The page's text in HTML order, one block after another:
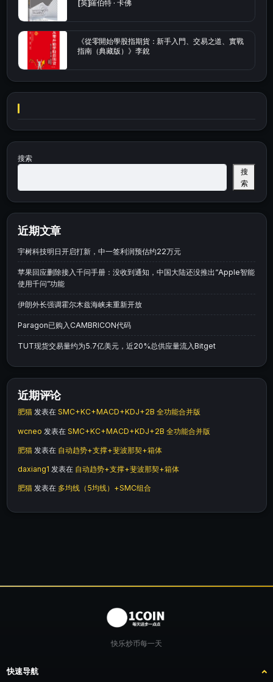
[英]羅伯特 · 卡佛
《從零開始學股指期貨：新手入門、交易之道、實戰
指南（典藏版）》李銳
搜索
搜
索
近期文章
宇树科技明日开启打新，中一签利润预估约22万元
苹果回应删除接入千问手册：没收到通知，中国大陆还没推出“Apple智能
使用千问”功能
伊朗外长强调霍尔木兹海峡未重新开放
Paragon已购入CAMBRICON代码
TUT现货交易量约为5.7亿美元，近20%总供应量流入Bitget
近期评论
肥猫 发表在 SMC+KC+MACD+KDJ+2B 全功能合并版
wcneo 发表在 SMC+KC+MACD+KDJ+2B 全功能合并版
肥猫 发表在 自动趋势+支撑+斐波那契+箱体
daxiang1 发表在 自动趋势+支撑+斐波那契+箱体
肥猫 发表在 多均线（5均线）+SMC组合
快乐炒币每一天
快速导航